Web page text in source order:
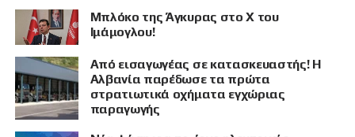
Μπλόκο της Άγκυρας στο X του
Ιμάμογλου!
Από εισαγωγέας σε κατασκευαστής! Η
Αλβανία παρέδωσε τα πρώτα
στρατιωτικά οχήματα εγχώριας
παραγωγής